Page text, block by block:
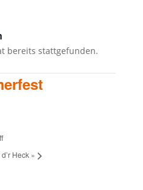
bereits stattgefunden.
Heck »